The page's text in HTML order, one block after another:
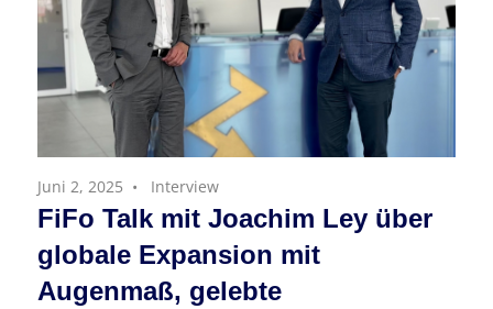
Juni 2, 2025 Interview
FiFo Talk mit Joachim Ley über
globale Expansion mit
Augenmaß, gelebte